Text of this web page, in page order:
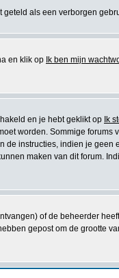
als een verborgen
en klik op Ik ben mijn
en je hebt geklikt op Ik
worden. Sommige forums
instructies, indien je geen
maken van dit forum.
of de beheerder
gepost om de grootte